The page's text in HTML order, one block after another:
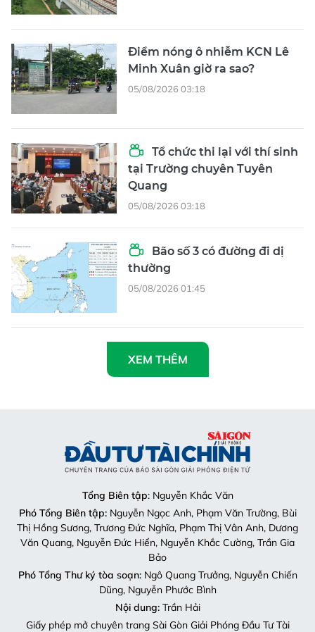
Điểm nóng ô nhiễm KCN Lê
Minh Xuân giờ ra sao?
05/08/2026 03:18
Tổ chức thi lại với thí sinh
tại Trường chuyên Tuyên
Quang
05/08/2026 03:18
Bão số 3 có đường đi dị
thường
05/08/2026 01:45
XEM THÊM
Tổng Biên tập: Nguyễn Khắc Văn
Phó Tổng Biên tập:Nguyễn Ngọc Anh, Phạm Văn Trường, Bùi
Thị Hồng Sương, Trương Đức Nghĩa, Phạm Thị Vân Anh, Dương
Văn Quang, Nguyễn Đức Hiển, Nguyễn Khắc Cường, Trần Gia
Bảo
Phó Tổng Thư ký tòa soạn:Ngô Quang Trưởng, Nguyễn Chiến
Dũng, Nguyễn Phước Bình
Nội dung:Trần Hải
Giấy phép mở chuyên trang Sài Gòn Giải Phóng Đầu Tư Tài